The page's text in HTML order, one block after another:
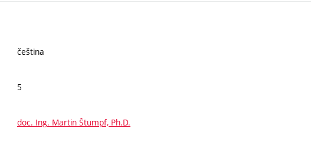
čeština
5
doc. Ing. Martin Štumpf, Ph.D.